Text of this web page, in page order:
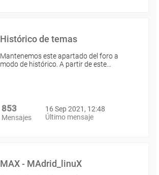
Histórico de temas
Mantenemos este apartado del foro a
modo de histórico. A partir de este…
853
Mensajes
16 Sep 2021, 12:48
Último mensaje
MAX - MAdrid_linuX